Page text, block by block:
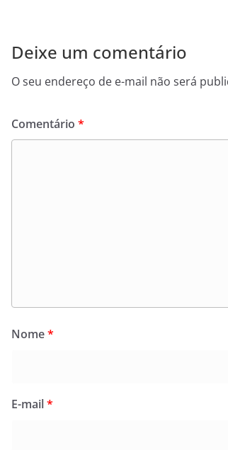
Deixe um comentário
O seu endereço de e-mail não será
Comentário *
Nome*
E-mail*